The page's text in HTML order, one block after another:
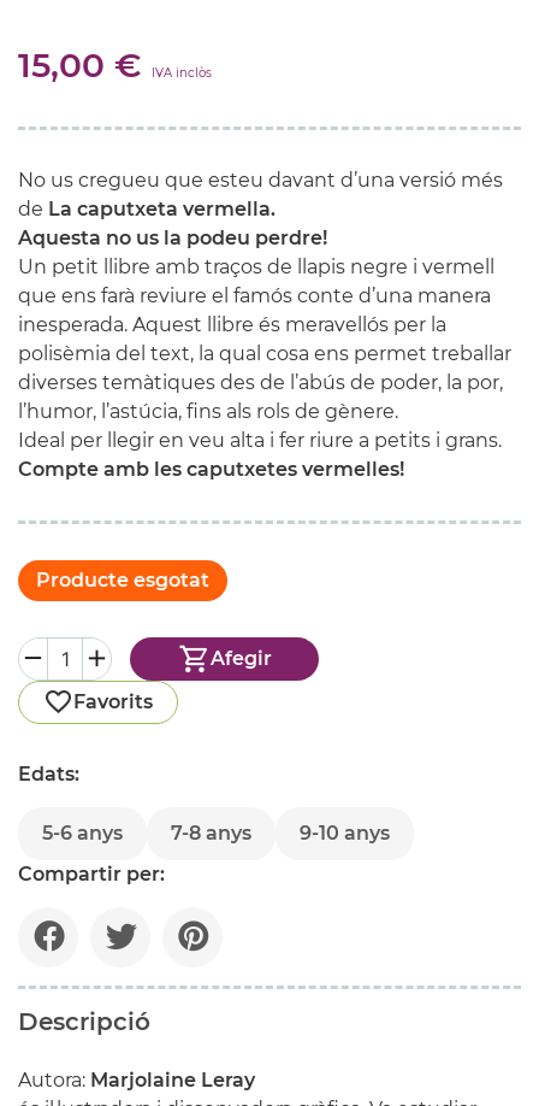
15,00 € IVA inclòs
No us cregueu que esteu davant d’una versió més
de La caputxeta vermella.
Aquesta no us la podeu perdre!
Un petit llibre amb traços de llapis negre i vermell
que ens farà reviure el famós conte d’una manera
inesperada. Aquest llibre és meravellós per la
polisèmia del text, la qual cosa ens permet treballar
diverses temàtiques des de l’abús de poder, la por,
l’humor, l’astúcia, fins als rols de gènere.
Ideal per llegir en veu alta i fer riure a petits i grans.
Compte amb les caputxetes vermelles!
Producte esgotat
Afegir
Favorits
Edats:
5-6 anys 7-8 anys
9-10 anys
Compartir per:
Descripció
Autora: Marjolaine Leray